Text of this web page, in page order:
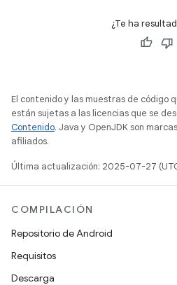
¿Te ha
El contenido y las muestras de código
están sujetas a las licencias que se
Contenido. Java y OpenJDK son
afiliados.
Última actualización: 2025-07-27
COMPILACIÓN
Repositorio de Android
Requisitos
Descarga